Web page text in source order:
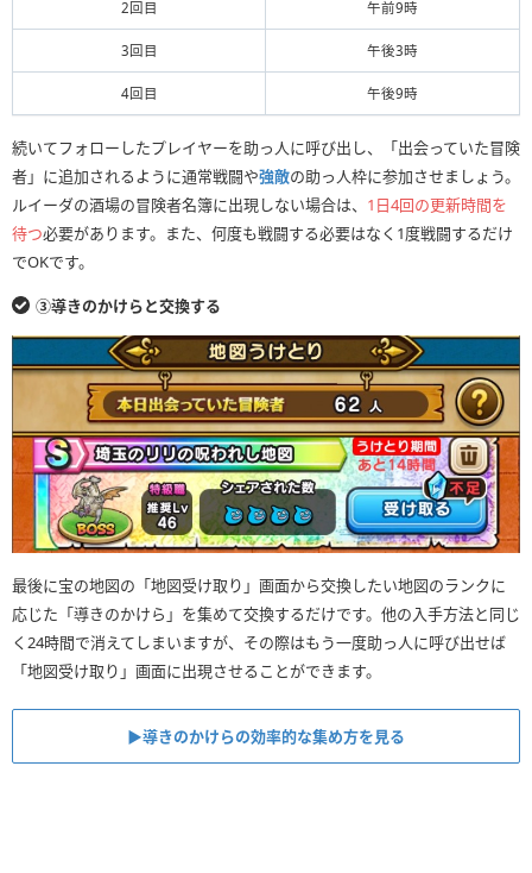
2回目 午前9時
3回目 午後3時
4回目 午後9時
続いてフォローしたプレイヤーを助っ人に呼び出し、「出会っていた冒険
者」に追加されるように通常戦闘や強敵の助っ人枠に参加させましょう。
ルイーダの酒場の冒険者名簿に出現しない場合は、 1日4回の更新時間を
待つ必要があります。また、何度も戦闘する必要はなく1度戦闘するだけ
でOKです。
③導きのかけらと交換する
最後に宝の地図の「地図受け取り」画面から交換したい地図のランクに
応じた「導きのかけら」を集めて交換するだけです。他の入手方法と同じ
く24時間で消えてしまいますが、その際はもう一度助っ人に呼び出せば
「地図受け取り」画面に出現させることができます。
▶︎導きのかけらの効率的な集め方を見る